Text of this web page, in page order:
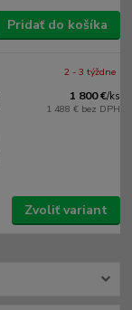
Pridať do košíka
1 800 €/ks
1 488 € bez DPH
2 - 3 týždne
Zvoliť variant